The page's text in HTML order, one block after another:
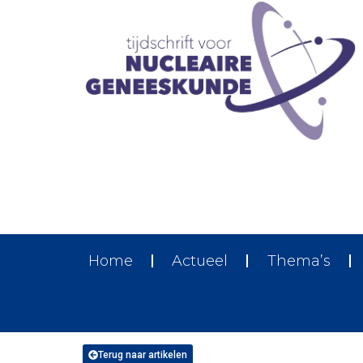
Home Actueel Thema’s
Terug naar artikelen